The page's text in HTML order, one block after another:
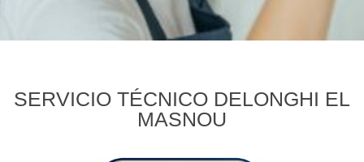
SERVICIO TÉCNICO DELONGHI EL
MASNOU